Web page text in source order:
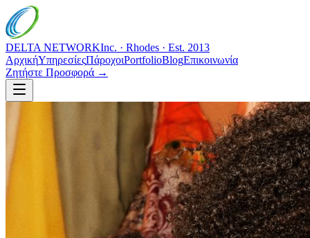
DELTA NETWORKInc. · Rhodes · Est. 2013
ΑρχικήΥπηρεσίεςΠάροχοιPortfolioBlogΕπικοινωνία
Ζητήστε Προσφορά →